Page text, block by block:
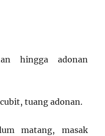
hingga adonan
tuang adonan.
matang, masak